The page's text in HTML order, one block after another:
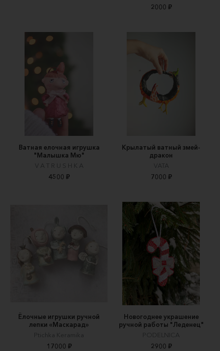
2000 ₽
Ватная елочная игрушка
"Малышка Мю"
V A T R U S H K A
4500 ₽
Крылатый ватный змей-
дракон
VATA
7000 ₽
Ёлочные игрушки ручной
лепки «Маскарад»
Ptichka Keramika
17000 ₽
Новогоднее украшение
ручной работы "Леденец"
PODELNICA
2900 ₽